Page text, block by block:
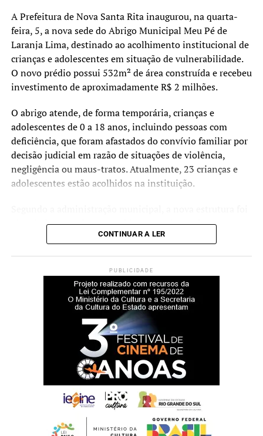
A Prefeitura de Nova Santa Rita inaugurou, na quarta-
feira, 5, a nova sede do Abrigo Municipal Meu Pé de
Laranja Lima, destinado ao acolhimento institucional de
crianças e adolescentes em situação de vulnerabilidade.
O novo prédio possui 532m² de área construída e recebeu
investimento de aproximadamente R$ 2 milhões.
O abrigo atende, de forma temporária, crianças e
adolescentes de 0 a 18 anos, incluindo pessoas com
deficiência, que foram afastados do convívio familiar por
decisão judicial em razão de situações de violência,
negligência ou maus-tratos. Atualmente, 23 crianças e
adolescentes estão acolhidos na instituição.
planejada para oferecer ambientes mais amplos,
acessíveis e adequados às necessidades dos acolhidos e
Durante a cerimônia de inauguração, o prefeito Rodrigo
Battistella afirmou que a entrega da nova sede representa
um reforço na estrutura da rede de proteção à infância e à
“Hoje entregamos muito
mais do que um prédio.
Estamos oferecendo um
espaço preparado para
CONTINUAR A LER
PUBLICIDADE